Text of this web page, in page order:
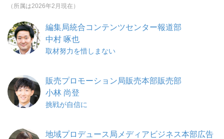
（所属は2026年2月現在）
編集局統合コンテンツセンター報道部
中村 啄也
取材努力を惜しまない
販売プロモーション局販売本部販売部
小林 尚登
挑戦が自信に
地域プロデュース局メディアビジネス本部広告